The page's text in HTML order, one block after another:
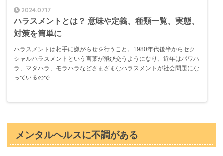
2024.07.17
ハラスメントとは？ 意味や定義、種類一覧、実態、
対策を簡単に
ハラスメントは相手に嫌がらせを行うこと。1980年代後半からセク
シャルハラスメントという言葉が飛び交うようになり、近年はパワハ
ラ、マタハラ、モラハラなどさまざまなハラスメントが社会問題にな
っているので...
メンタルヘルスに不調がある